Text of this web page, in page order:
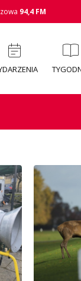
94,4 FM